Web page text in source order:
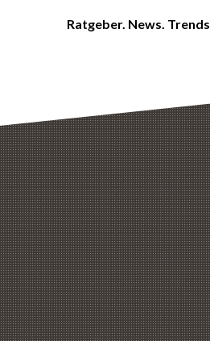
Ratgeber. News. Trends